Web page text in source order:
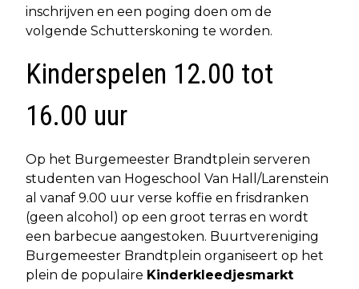
inschrijven en een poging doen om de
volgende Schutterskoning te worden.
Kinderspelen 12.00 tot
16.00 uur
Op het Burgemeester Brandtplein serveren
studenten van Hogeschool Van Hall/Larenstein
al vanaf 9.00 uur verse koffie en frisdranken
(geen alcohol) op een groot terras en wordt
een barbecue aangestoken. Buurtvereniging
Burgemeester Brandtplein organiseert op het
plein de populaire Kinderkleedjesmarkt